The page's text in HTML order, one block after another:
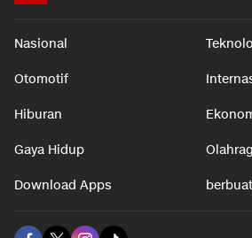
Nasional
Otomotif
Hiburan
Gaya Hidup
Download Apps